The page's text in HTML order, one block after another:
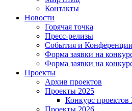
Контакты
Новости
Горячая точка
Пресс-релизы
События и Конференции
Форма заявки на
Форма заявки на
Проекты
Архив проектов
Проекты 2025
Конкурс проектов
Проекты 2026